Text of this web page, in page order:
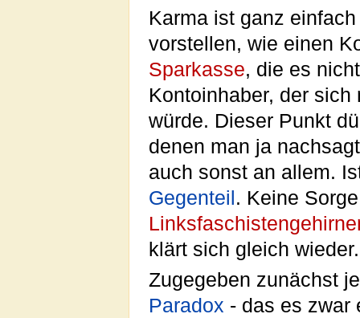
Karma ist ganz
vorstellen, wie einen
Sparkasse, die es
Kontoinhaber, der
würde. Dieser Punkt
denen man ja
auch sonst an allem.
Gegenteil. Keine
klärt sich gleich wieder.
Zugegeben zunächst
Paradox - das es zwar